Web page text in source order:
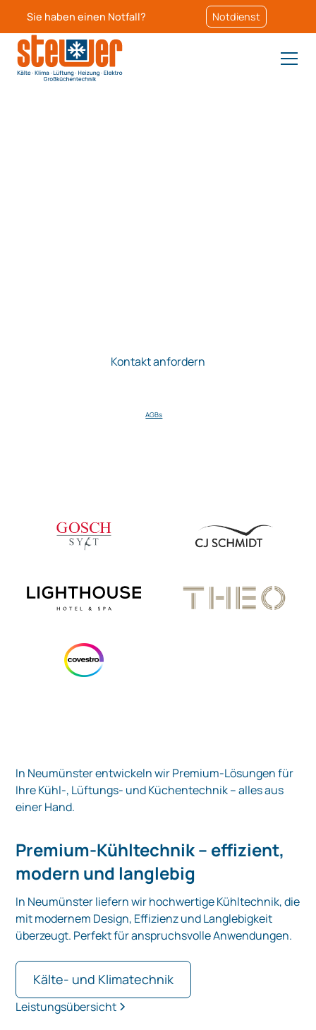
Sie haben einen Notfall? Notdienst
gegenüber der Firma STEUER widerrufen.AGBs
In Neumünster entwickeln wir Premium-Lösungen für
Ihre Kühl-, Lüftungs- und Küchentechnik – alles aus
einer Hand.
Premium-Kühltechnik – effizient,
modern und langlebig
In Neumünster liefern wir hochwertige Kühltechnik, die
mit modernem Design, Effizienz und Langlebigkeit
überzeugt. Perfekt für anspruchsvolle Anwendungen.
Kälte- und Klimatechnik
Leistungsübersicht